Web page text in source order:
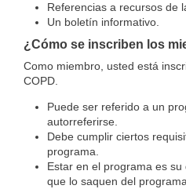
Referencias a recursos de
Un boletín informativo.
¿Cómo se inscriben los
Como miembro, usted está
COPD.
Puede ser referido a un
autorreferirse.
Debe cumplir ciertos
programa.
Estar en el programa es
que lo saquen del